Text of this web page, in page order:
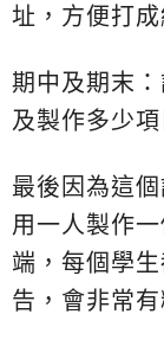
址，方便打成
期中及期末
及製作多少
最後因為這
用一人製作
端，每個學
告，會非常